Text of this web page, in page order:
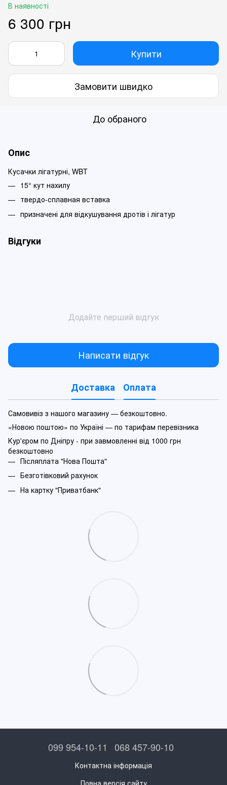
В наявності
6 300 грн
Купити
Замовити швидко
До обраного
Опис
Кусачки лігатурні, WBT
15° кут нахилу
твердо-сплавная вставка
призначені для відкушування дротів і лігатур
Відгуки
Додайте перший відгук
Написати відгук
Доставка Оплата
Самовивіз з нашого магазину — безкоштовно.
«Новою поштою» по Україні — по тарифам перевізника
Кур'єром по Дніпру - при завмовленні від 1000 грн
безкоштовно
Післяплата "Нова Пошта"
Безготівковий рахунок
На картку "Приватбанк"
099 954-10-11 068 457-90-10
Контактна інформація
Повна версія сайту